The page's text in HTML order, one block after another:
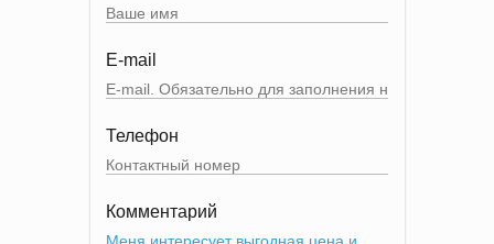
E-mail
Телефон
Комментарий